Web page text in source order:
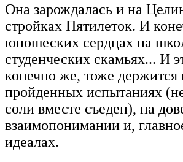
Она зарождалась и на
стройках Пятилеток. И
юношеских сердцах на
студенческих скамьях... И
конечно же, тоже держится
пройденных испытаниях
соли вместе съеден), на
взаимопонимании и,
идеалах.